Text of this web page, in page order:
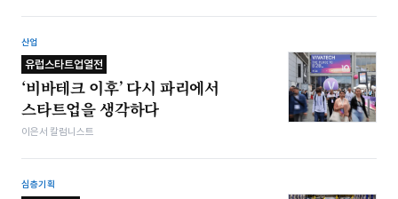
산업
유럽스타트업열전
‘비바테크 이후’ 다시 파리에서
스타트업을 생각하다
이은서 칼럼니스트
심층기획